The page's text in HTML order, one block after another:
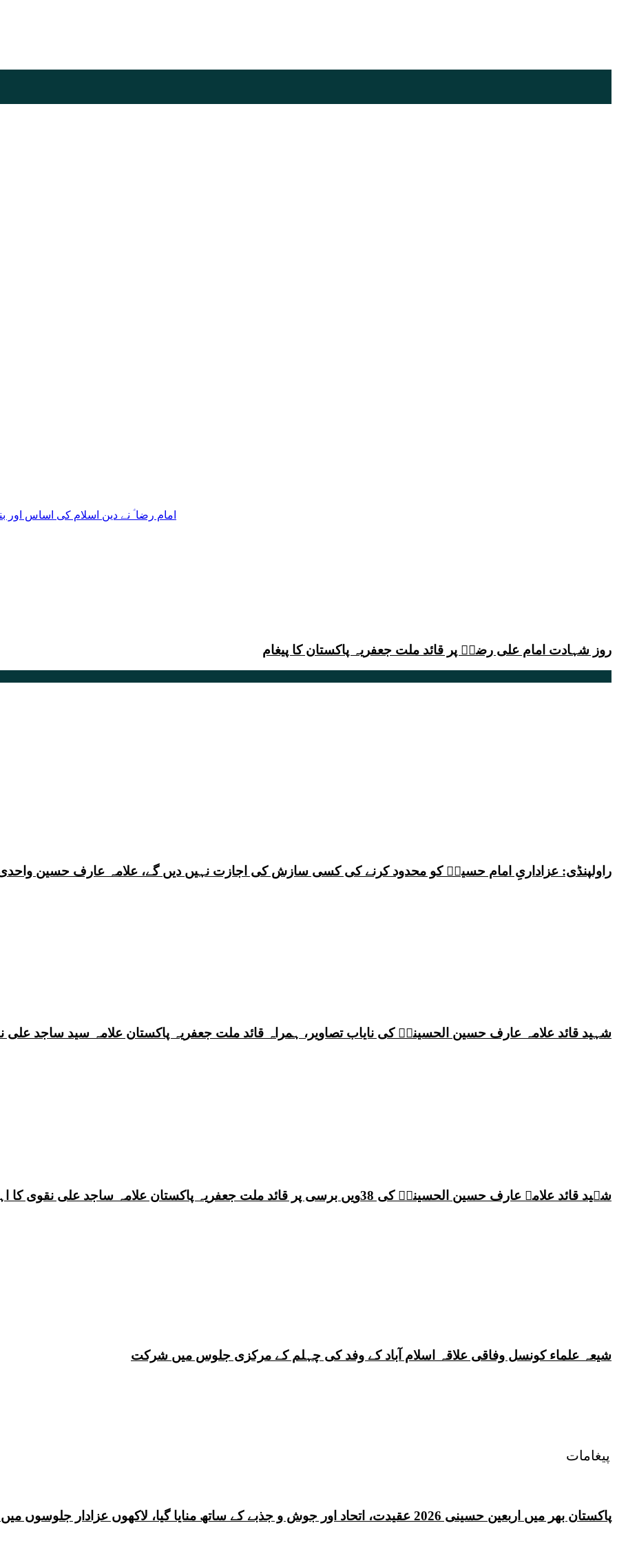
پیغامات
روز شہادت امام علی رضاؑ پر قائد ملت جعفریہ پاکستان کا پیغام
راولپنڈی: عزاداریِ امام حسینؑ کو محدود کرنے کی کسی سازش کی اجازت نہیں دیں گے، علامہ عارف حسین
شہید قائد علامہ عارف حسین الحسینیؒ کی نایاب تصاویر، ہمراہ قائد ملت جعفریہ پاکستان علامہ سید ساجد علی
شہید قائد علامہ عارف حسین الحسینیؒ کی 38ویں برسی پر قائد ملت جعفریہ پاکستان علامہ ساجد علی نقوی کا اہم پیغام
شیعہ علماء کونسل وفاقی علاقہ اسلام آباد کے وفد کی چہلم کے مرکزی جلوس میں شرکت
پاکستان بھر میں اربعین حسینی 2026 عقیدت، اتحاد اور جوش و جذبے کے ساتھ منایا گیا، لاکھوں عزادار جلوسوں میں شریک